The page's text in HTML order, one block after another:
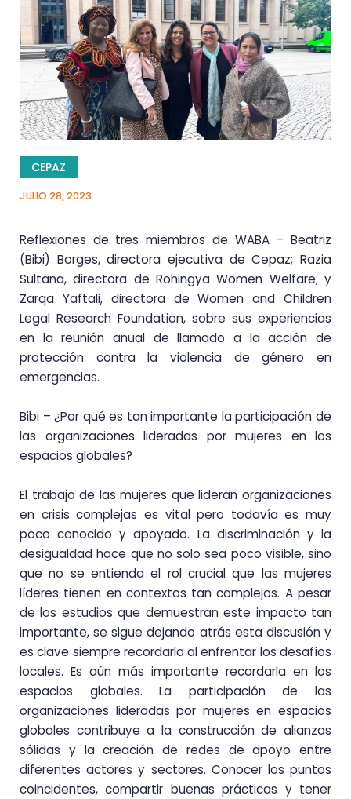
CEPAZ
JULIO 28, 2023
Reflexiones de tres miembros de WABA – Beatriz
(Bibi) Borges, directora ejecutiva de Cepaz; Razia
Sultana, directora de Rohingya Women Welfare; y
Zarqa Yaftali, directora de Women and Children
Legal Research Foundation, sobre sus experiencias
en la reunión anual de llamado a la acción de
protección contra la violencia de género en
emergencias.
Bibi – ¿Por qué es tan importante la participación de
las organizaciones lideradas por mujeres en los
espacios globales?
El trabajo de las mujeres que lideran organizaciones
en crisis complejas es vital pero todavía es muy
poco conocido y apoyado. La discriminación y la
desigualdad hace que no solo sea poco visible, sino
que no se entienda el rol crucial que las mujeres
líderes tienen en contextos tan complejos. A pesar
de los estudios que demuestran este impacto tan
importante, se sigue dejando atrás esta discusión y
es clave siempre recordarla al enfrentar los desafíos
locales. Es aún más importante recordarla en los
espacios globales. La participación de las
organizaciones lideradas por mujeres en espacios
globales contribuye a la construcción de alianzas
sólidas y la creación de redes de apoyo entre
diferentes actores y sectores. Conocer los puntos
coincidentes, compartir buenas prácticas y tener